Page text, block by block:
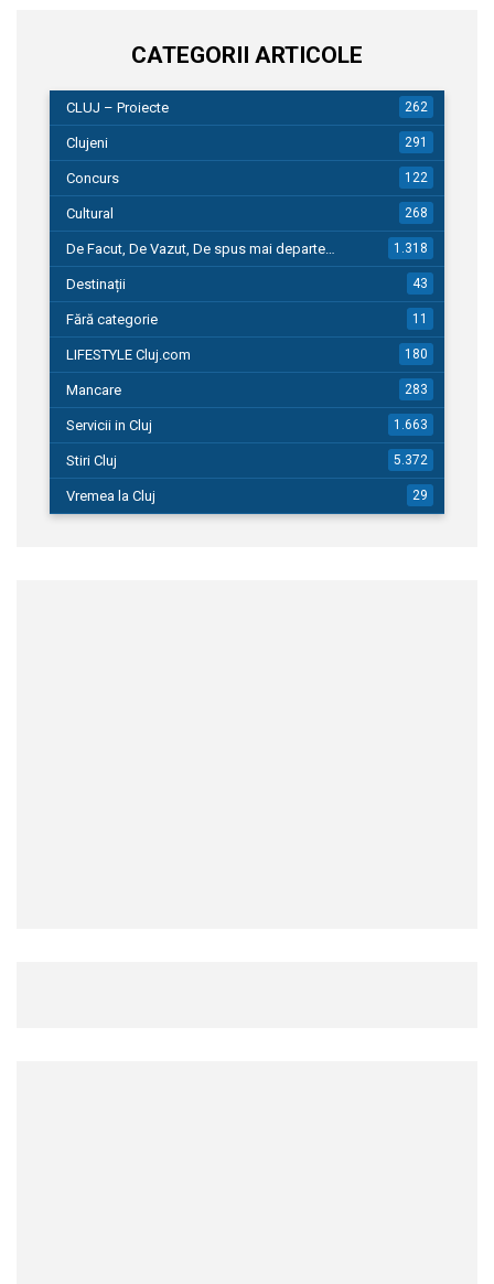
CATEGORII ARTICOLE
CLUJ – Proiecte 262
Clujeni 291
Concurs 122
Cultural 268
De Facut, De Vazut, De spus mai departe… 1.318
Destinații 43
Fără categorie 11
LIFESTYLE Cluj.com 180
Mancare 283
Servicii in Cluj 1.663
Stiri Cluj 5.372
Vremea la Cluj 29